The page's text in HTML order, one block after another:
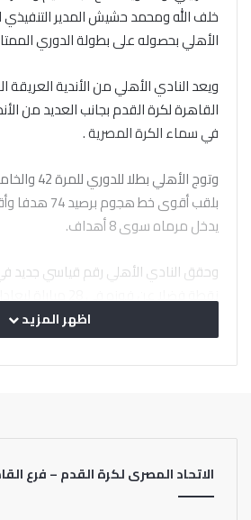
خلف الله ومحمد حشيش المدير التنفيذي
الأهلي بحصوله على بطولة الدوري الممتاز موسم
ويعد النادي الأهلي من الأندية العريقة
القاهرة لكرة القدم بجانب العديد من
في سماء الكرة المصرية .​
وتوج الأهلي
بلقب أقوى خط
يدخل مرماه سوى 8 أهداف.
نقطة فضلا عن فوزه
وتوج النادي الأهلي بلقب الدوري رسميا
اظهر المزيد
الاتحاد المصرى لكرة القدم – فرع